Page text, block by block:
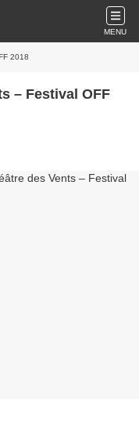
MENU
2018
– Festival OFF